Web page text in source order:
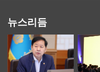
뉴스리듬